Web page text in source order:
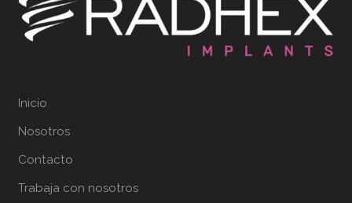
Inicio
Nosotros
Contacto
Trabaja con nosotros